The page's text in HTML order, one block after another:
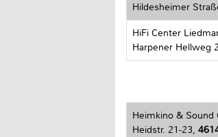
Hildesheimer
HiFi Center
Harpener Hellweg
Heimkino & Sound
Heidstr. 21-23,